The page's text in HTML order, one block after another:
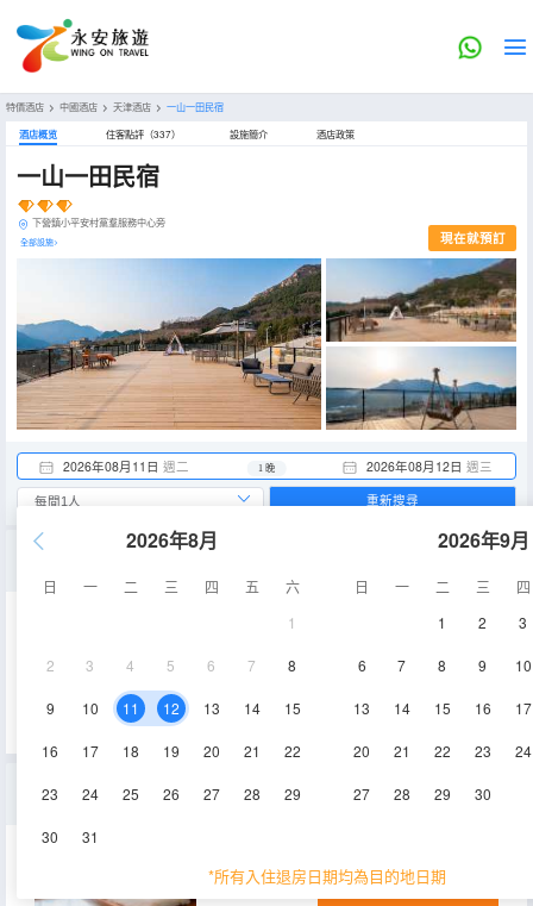
特價酒店 > 中國酒店 > 天津酒店 > 一山一田民宿
酒店概览 住客點評（337） 設施簡介 酒店政策
一山一田民宿
下營鎮小平安村黨羣服務中心旁
全部設施> 現在就預訂
2026年08月11日 週二 2026年08月12日 週三
1 晚
2026年8月
日 一 二 三 四 五
六
1
2 3 4 5 6 7 8
9 10 11 12 13 14 15
16 17 18 19 20 21 22
23 24 25 26 27 28 29
30 31
2026年9月
日 一 二 三
四
1
2 3
6 7 8 9 10
13 14 15 16 17
20 21 22 23 24
27 28 29 30
*所有入住退房日期均為目的地日期
重新搜尋
空調
35㎡ 2層 空調